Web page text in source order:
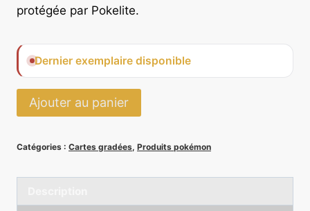
protégée par Pokelite.
Dernier exemplaire disponible
quantité
de
Dracaufeu
Ajouter au panier
Catégories : Cartes gradées, Produits pokémon